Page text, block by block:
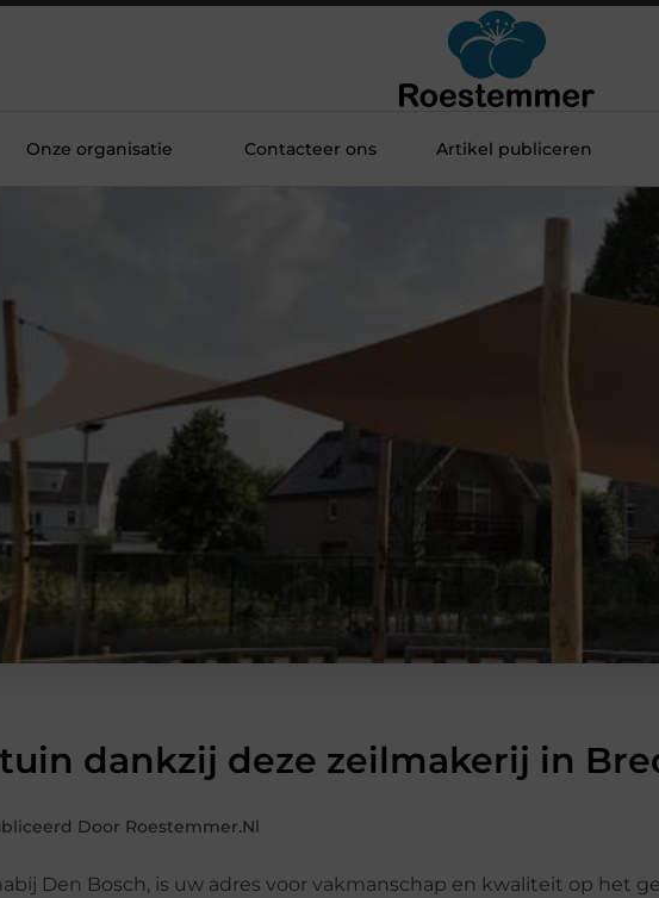
Onze organisatie Contacteer ons Artikel publiceren
dankzij deze zeilmakerij in
Door Roestemmer.nl
Den Bosch, is uw adres voor vakmanschap en kwaliteit op het